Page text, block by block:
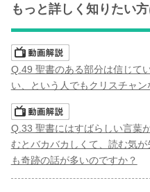
もっと詳しく知りたい
Q.49 聖書のある部分は信じて
い、という人でもクリスチャン
Q.33 聖書にはすばらしい言葉
むとバカバカしくて、読む気
も奇跡の話が多いのですか？